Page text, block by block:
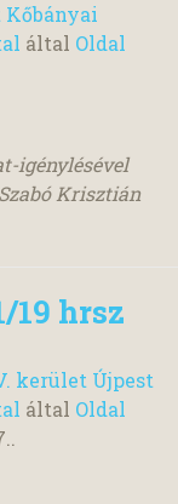
által Oldal
igénylésével
Krisztián
19 hrsz
kerület Újpest
által Oldal
.